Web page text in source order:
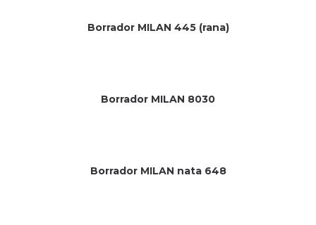
Borrador MILAN 445 (rana)
Borrador MILAN 8030
Sin existencias
Borrador MILAN nata 648